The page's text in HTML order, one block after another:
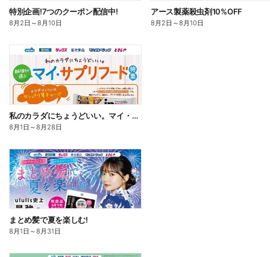
特別企画!7つのクーポン配信中!
8月2日 ～8月10日
アース製薬殺虫剤10%OFF
8月2日 ～8月10日
私のカラダにちょうどいい。マイ・サプリフード
8月1日 ～8月28日
まとめ髪で夏を楽しむ!
8月1日 ～8月31日